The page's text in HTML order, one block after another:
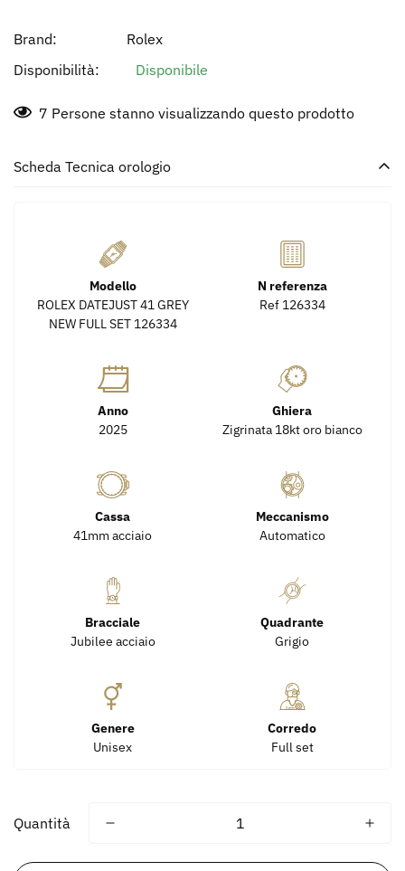
Brand:
Rolex
Disponibilità:
Disponibile
7 Persone stanno visualizzando questo prodotto
Scheda Tecnica orologio
Modello
ROLEX DATEJUST 41 GREY
NEW FULL SET 126334
N referenza
Ref 126334
Anno
2025
Ghiera
Zigrinata 18kt oro bianco
Cassa
41mm acciaio
Meccanismo
Automatico
Bracciale
Jubilee acciaio
Quadrante
Grigio
Genere
Unisex
Corredo
Full set
Quantità